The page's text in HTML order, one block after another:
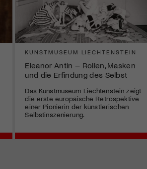
KUNSTMUSEUM LIECHTENSTEIN
Eleanor Antin – Rollen, Masken
und die Erfindung des Selbst
Das Kunstmuseum Liechtenstein zeigt
die erste europäische Retrospektive
einer Pionierin der künstlerischen
Selbstinszenierung.